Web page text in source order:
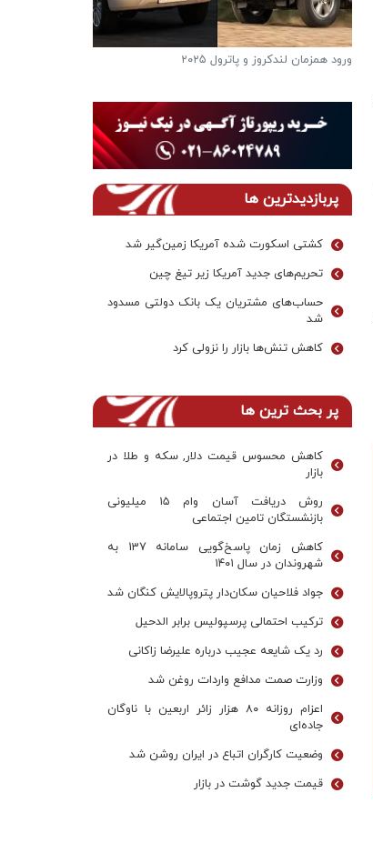
ورود همزمان لندکروز و پاترول ۲۰۲۵
پربازدیدترین ها
کشتی اسکورت شده آمریکا زمین‌گیر شد
تحریم‌های جدید آمریکا زیر تیغ چین
حساب‌های مشتریان یک بانک‌ دولتی مسدود
شد
کاهش تنش‌ها بازار را نزولی کرد
پر بحث ترین ها
کاهش محسوس قیمت دلار, سکه و طلا در
بازار
روش دریافت آسان وام ۱۵ میلیونی
بازنشستگان تامین اجتماعی
کاهش زمان پاسخ‌گویی سامانه 137 به
شهروندان در سال ۱۴۰۱
جواد فلاحیان سکان‌دار پتروپالایش کنگان شد
ترکیب احتمالی پرسپولیس برابر الدحیل
رد یک شایعه عجیب درباره علیرضا زاکانی
وزارت صمت مدافع واردات روغن شد
اعزام روزانه ۸۰ هزار زائر اربعین با ناوگان
جاده‌ای
وضعیت کارگران اتباع در ایران روشن شد
قیمت جدید گوشت در بازار